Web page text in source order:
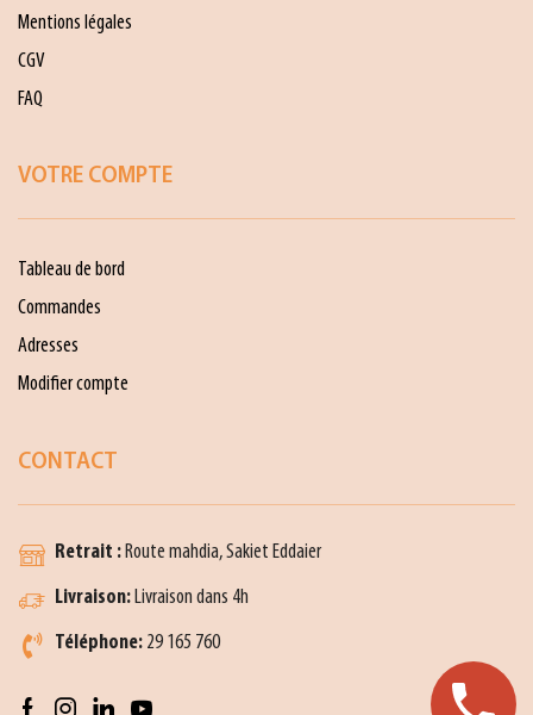
Mentions légales
CGV
FAQ
VOTRE COMPTE
Tableau de bord
Commandes
Adresses
Modifier compte
CONTACT
Retrait :Route mahdia, Sakiet Eddaier
Livraison:Livraison dans 4h
Téléphone: 29 165 760